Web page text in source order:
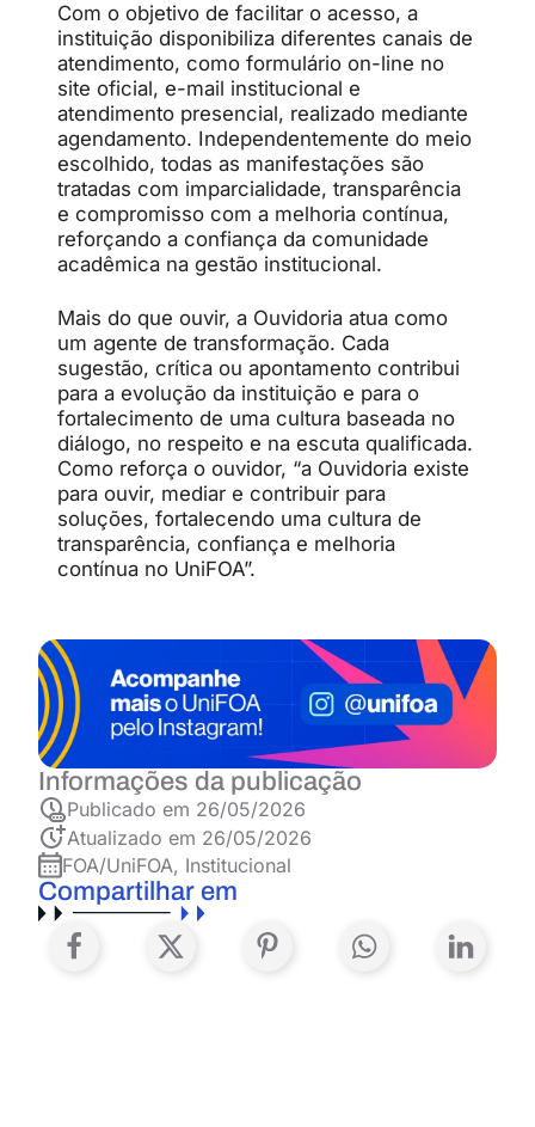
Com o objetivo de facilitar o acesso, a
instituição disponibiliza diferentes canais de
atendimento, como formulário on-line no
site oficial, e-mail institucional e
atendimento presencial, realizado mediante
agendamento. Independentemente do meio
escolhido, todas as manifestações são
tratadas com imparcialidade, transparência
e compromisso com a melhoria contínua,
reforçando a confiança da comunidade
acadêmica na gestão institucional.
Mais do que ouvir, a Ouvidoria atua como
um agente de transformação. Cada
sugestão, crítica ou apontamento contribui
para a evolução da instituição e para o
fortalecimento de uma cultura baseada no
diálogo, no respeito e na escuta qualificada.
Como reforça o ouvidor, “a Ouvidoria existe
para ouvir, mediar e contribuir para
soluções, fortalecendo uma cultura de
transparência, confiança e melhoria
contínua no UniFOA”.
Informações da publicação
Publicado em 26/05/2026
Atualizado em 26/05/2026
FOA/UniFOA, Institucional
Compartilhar em